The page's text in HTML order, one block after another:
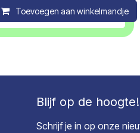
CompareToevoegen aan winkelmandje
Blijf op de hoogte!
Schrijf je in op onze